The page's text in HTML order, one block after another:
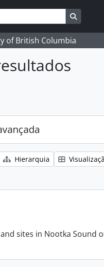
Search
of British Columbia
Hierarquia
sites in Nootka Sound